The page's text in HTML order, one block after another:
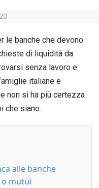
le banche che devono
di liquidità da
senza lavoro e
italiane e
non si ha più certezza
che siano.
alle banche
o mutui